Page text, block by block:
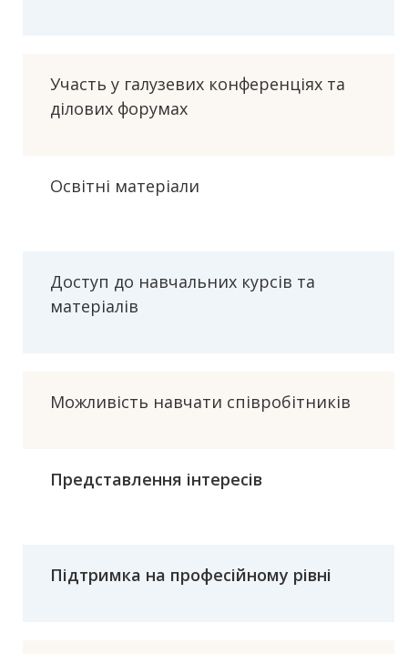
Участь у галузевих конференціях та
ділових форумах
Освітні матеріали
Доступ до навчальних курсів та
матеріалів
Можливість навчати співробітників
Представлення інтересів
Підтримка на професійному рівні